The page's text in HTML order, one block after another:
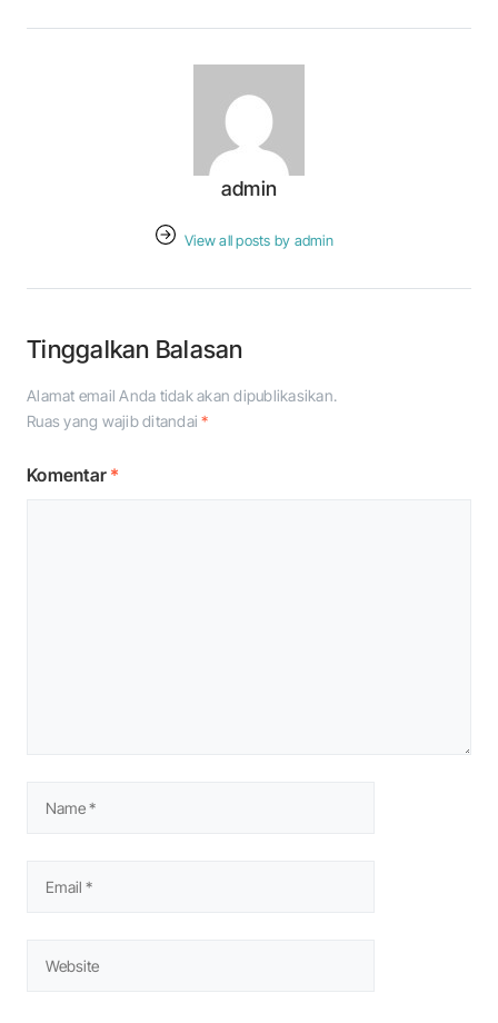
admin
View all posts by admin
Tinggalkan Balasan
Alamat email Anda tidak akan dipublikasikan.
Ruas yang wajib ditandai*
Komentar *